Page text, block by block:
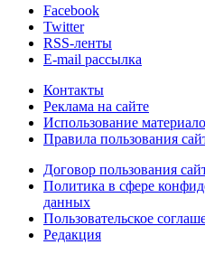
Facebook
Twitter
RSS-ленты
E-mail рассылка
Контакты
Реклама на сайте
Использование
Правила пользования
Договор пользования
Политика в сфере
данных
Пользовательское
Редакция